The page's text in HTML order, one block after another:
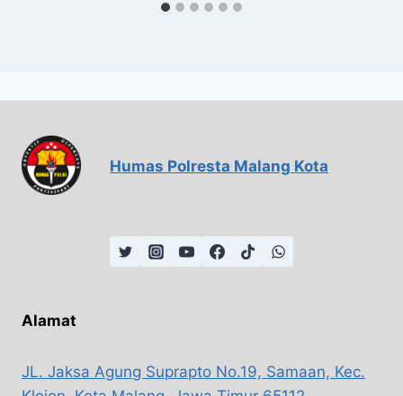
Humas Polresta Malang Kota
Alamat
JL. Jaksa Agung Suprapto No.19, Samaan, Kec.